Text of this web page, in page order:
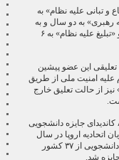
و تبانی علیه نظام» به
رهبری» به دو سال و به
اتهام «توهین به رئیس‌جمهوری» و «تبلیغ علیه نظام» به ۶
این عضو پیشین
علیه امنیت ملی از طریق
تجمع ۲۲ خرداد سال ۸۵» نیز از حالت تعلیق خارج
بهاره هدایت همچنین فروردین ٨٩ کاندیدای جایزه دانشجویی
اتحادیه اروپا در سال
۲۰۱۰ شد. وی از سوی ۴۵ اتحادیه دانشجویی از ۳۷ کشور
شد.